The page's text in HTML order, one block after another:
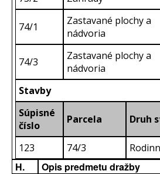
74/1
Zastavané plochy a
nádvoria
74/3
Zastavané plochy a
nádvoria
Stavby
Súpisné
číslo
Parcela Druh
123 74/3
H. Opis predmetu dražby